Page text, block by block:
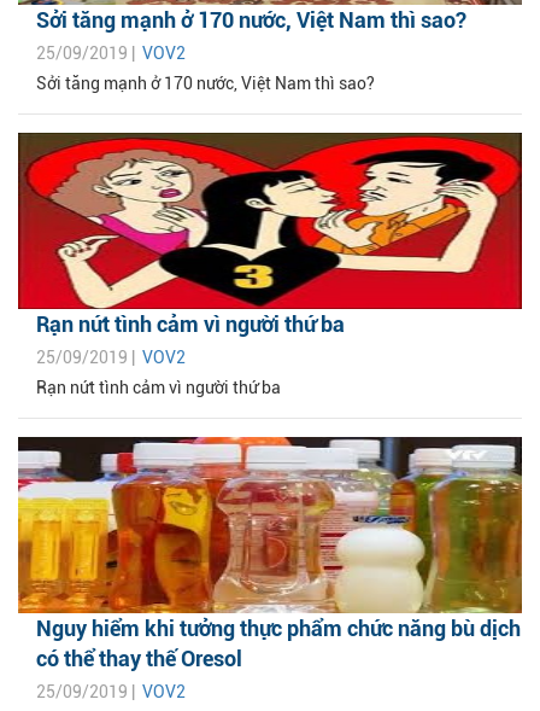
Sởi tăng mạnh ở 170 nước, Việt Nam thì sao?
25/09/2019 | VOV2
Sởi tăng mạnh ở 170 nước, Việt Nam thì sao?
Rạn nứt tình cảm vì người thứ ba
25/09/2019 | VOV2
Rạn nứt tình cảm vì người thứ ba
Nguy hiểm khi tưởng thực phẩm chức năng bù dịch
có thể thay thế Oresol
25/09/2019 | VOV2